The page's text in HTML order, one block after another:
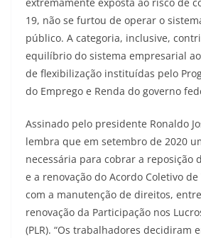
19, não se furtou de operar o
público. A categoria, inclusive,
equilíbrio do sistema empresarial
de flexibilização instituídas pelo
do Emprego e Renda do governo
Assinado pelo presidente Ronaldo
lembra que em setembro de 2020
necessária para cobrar a reposição
e a renovação do Acordo Coletivo de
com a manutenção de direitos,
renovação da Participação nos
(PLR). “Os trabalhadores decidiram